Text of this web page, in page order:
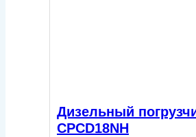
Дизельный
CPСD18NH